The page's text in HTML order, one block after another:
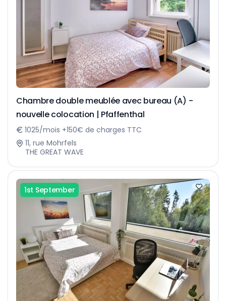
Chambre double meublée avec bureau (A) -
nouvelle colocation | Pfaffenthal
1025/mois +150€ de charges TTC
11, rue Mohrfels
THE GREAT WAVE
1st September